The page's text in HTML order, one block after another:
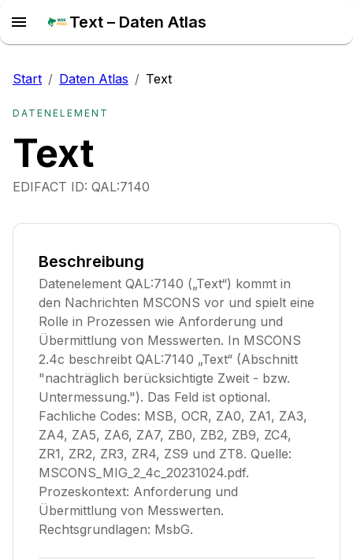
Text – Daten Atlas
Start / Daten Atlas / Text
DATENELEMENT
Text
EDIFACT ID: QAL:7140
Beschreibung
Datenelement QAL:7140 („Text“) kommt in
den Nachrichten MSCONS vor und spielt eine
Rolle in Prozessen wie Anforderung und
Übermittlung von Messwerten. In MSCONS
2.4c beschreibt QAL:7140 „Text“ (Abschnitt
"nachträglich berücksichtigte Zweit - bzw.
Untermessung."). Das Feld ist optional.
Fachliche Codes: MSB, OCR, ZA0, ZA1, ZA3,
ZA4, ZA5, ZA6, ZA7, ZB0, ZB2, ZB9, ZC4,
ZR1, ZR2, ZR3, ZR4, ZS9 und ZT8. Quelle:
MSCONS_MIG_2_4c_20231024.pdf.
Prozeskontext: Anforderung und
Übermittlung von Messwerten.
Rechtsgrundlagen: MsbG.